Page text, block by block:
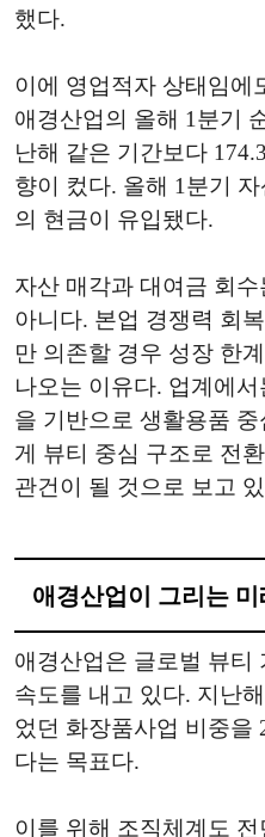
했다.
이에 영업적자 상태임에
애경산업의 올해 1분기
난해 같은 기간보다
향이 컸다. 올해 1분기
의 현금이 유입됐다.
자산 매각과 대여금 회수
아니다. 본업 경쟁력 회
만 의존할 경우 성장 한
나오는 이유다. 업계에
을 기반으로 생활용품
게 뷰티 중심 구조로 전
관건이 될 것으로 보고
애경산업이 그리는
애경산업은 글로벌 뷰티
속도를 내고 있다. 지난
었던 화장품사업 비중을
다는 목표다.
이를 위해 조직체계도